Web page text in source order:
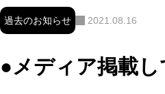
過去のお知らせ 2021.08.16
●メディア掲載し